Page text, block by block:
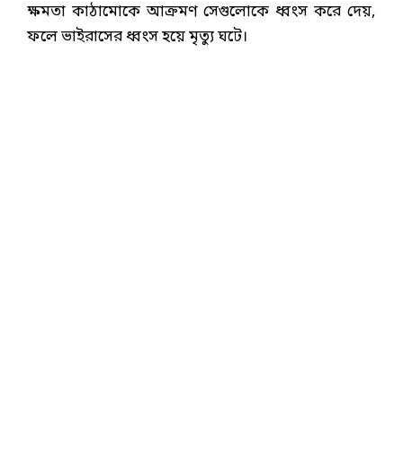
ক্ষমতা কাঠামোকে আক্রমণ সেগুলোকে ধ্বংস করে দেয়,
ফলে ভাইরাসের ধ্বংস হয়ে মৃত্যু ঘটে।